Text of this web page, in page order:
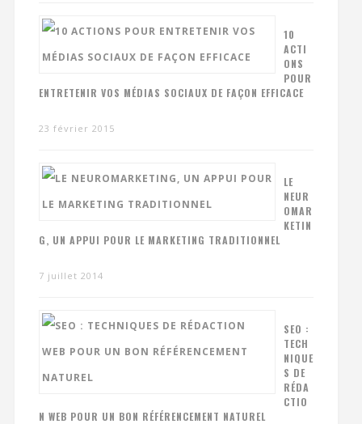
10
ACTI
ONS
POUR
ENTRETENIR VOS MÉDIAS SOCIAUX DE FAÇON EFFICACE
23 février 2015
LE
NEUR
OMAR
KETIN
G, UN APPUI POUR LE MARKETING TRADITIONNEL
7 juillet 2014
SEO :
TECH
NIQUE
S DE
RÉDA
CTIO
N WEB POUR UN BON RÉFÉRENCEMENT NATUREL